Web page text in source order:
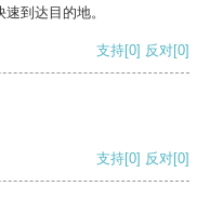
到达目的地。
支持[0] 反对[0]
支持[0] 反对[0]